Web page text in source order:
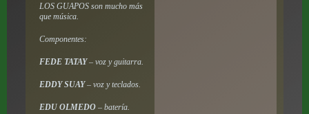
LOS GUAPOS son mucho más
que música.
Componentes:
FEDE TATAY– voz y guitarra.
EDDY SUAY– voz y teclados.
EDU OLMEDO– batería.